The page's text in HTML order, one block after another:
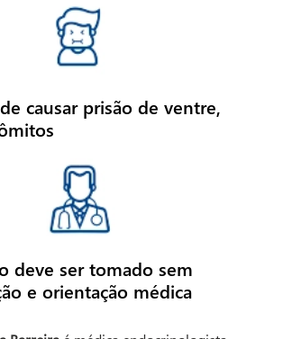
causar prisão de ventre,
deve ser tomado sem
e orientação médica